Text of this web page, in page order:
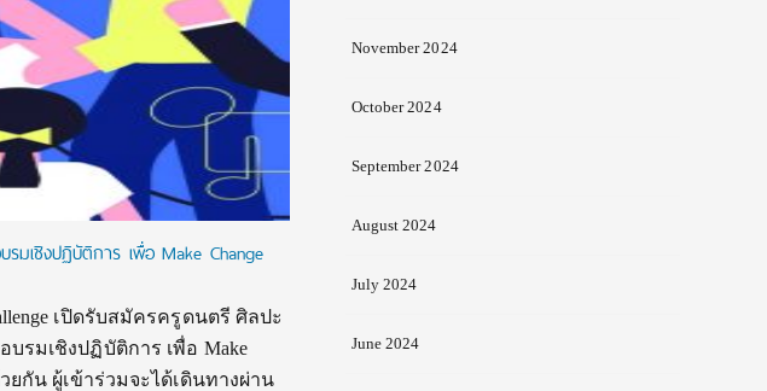
มเชิงปฏิบัติการ เพื่อ Make Change
เปิดรับสมัครครูดนตรี ศิลปะ
รมเชิงปฏิบัติการ เพื่อ Make
กัน ผู้เข้าร่วมจะได้เดินทางผ่าน
November 2024
October 2024
September 2024
August 2024
July 2024
June 2024